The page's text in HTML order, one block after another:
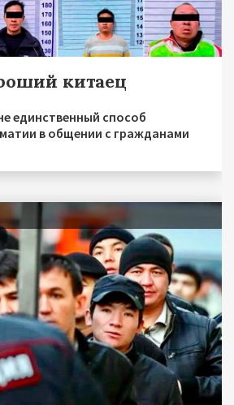
китаец
единственный способ
в общении с гражданами